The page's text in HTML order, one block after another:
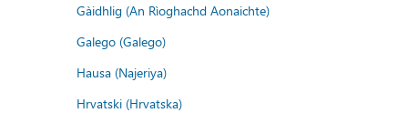
Gàidhlig (An Rìoghachd Aonaichte)
Galego (Galego)
Hausa (Najeriya)
Hrvatski (Hrvatska)